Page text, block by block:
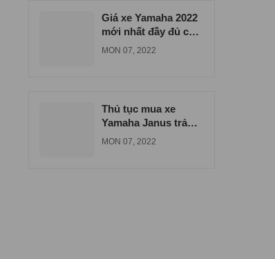
Giá xe Yamaha 2022
mới nhất đầy đủ các
dòng xe
MON 07, 2022
Thủ tục mua xe
Yamaha Janus trả
góp tại Biên Hòa
MON 07, 2022